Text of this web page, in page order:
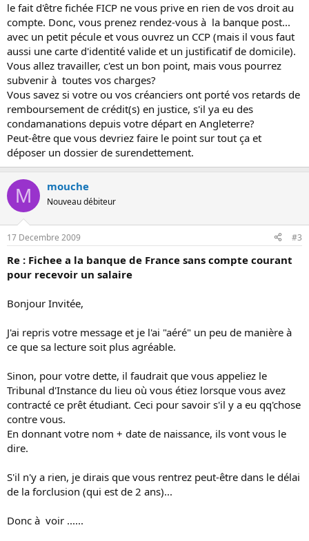
le fait d'être fichée FICP ne vous prive en rien de vos droit au
compte. Donc, vous prenez rendez-vous à la banque post...
avec un petit pécule et vous ouvrez un CCP (mais il vous faut
aussi une carte d'identité valide et un justificatif de domicile).
Vous allez travailler, c'est un bon point, mais vous pourrez
subvenir à toutes vos charges?
Vous savez si votre ou vos créanciers ont porté vos retards de
remboursement de crédit(s) en justice, s'il ya eu des
condamanations depuis votre départ en Angleterre?
Peut-être que vous devriez faire le point sur tout ça et
déposer un dossier de surendettement.
M mouche
Nouveau débiteur
17 Decembre 2009 #3
Re : Fichee a la banque de France sans compte courant
pour recevoir un salaire
Bonjour Invitée,
J'ai repris votre message et je l'ai "aéré" un peu de manière à
ce que sa lecture soit plus agréable.
Sinon, pour votre dette, il faudrait que vous appeliez le
Tribunal d'Instance du lieu où vous étiez lorsque vous avez
contracté ce prêt étudiant. Ceci pour savoir s'il y a eu qq'chose
contre vous.
En donnant votre nom + date de naissance, ils vont vous le
dire.
S'il n'y a rien, je dirais que vous rentrez peut-être dans le délai
de la forclusion (qui est de 2 ans)...
Donc à voir ......